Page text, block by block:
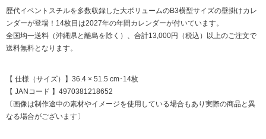
歴代イベントスチルを多数収録した大ボリュームのB3横型サイズの壁掛けカレ
ンダーが登場！14枚目は2027年の年間カレンダーが付いています。
全国均一送料（沖縄県と離島を除く）、合計13,000円（税込）以上のご注文で
送料無料となります。
【 仕様（サイズ）】36.4 × 51.5 cm･14枚
【 JANコード 】4970381218652
〔画像は制作途中の素材やイメージを使用している場合もあり実際の商品と異
なる場合がございます〕